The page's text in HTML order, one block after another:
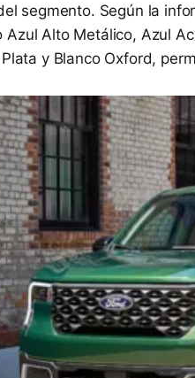
segmento. Según la
Azul Alto Metálico, Azul
y Blanco Oxford,